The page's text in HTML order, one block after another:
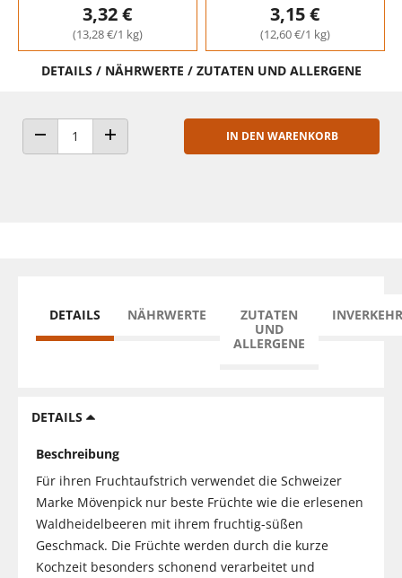
3,32 €
(13,28 €/1 kg)
3,15 €
(12,60 €/1 kg)
DETAILS / NÄHRWERTE / ZUTATEN UND ALLERGENE
ANZAHL VERRINGERNANZAHL ERHÖHEN
IN DEN WARENKORB
DETAILS NÄHRWERTE
ZUTATEN
UND
ALLERGENE
DETAILS
Beschreibung
Für ihren Fruchtaufstrich verwendet die Schweizer
Marke Mövenpick nur beste Früchte wie die erlesenen
Waldheidelbeeren mit ihrem fruchtig-süßen
Geschmack. Die Früchte werden durch die kurze
Kochzeit besonders schonend verarbeitet und